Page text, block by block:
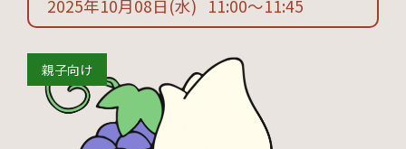
2025年10月08日 (水) 11:00〜11:45
親子向け